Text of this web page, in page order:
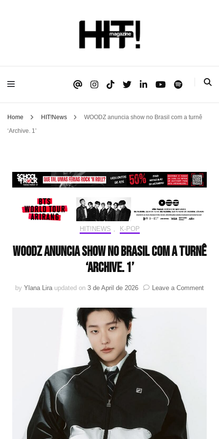
HIT!Magazine
Home HIT!News
WOODZ anuncia show no Brasil com a turnê
‘Archive. 1’
HIT!NEWS K-POP
WOODZ anuncia show no Brasil com a turnê
‘Archive. 1’
by Ylana Lira updated on 3 de April de 2026 Leave a Commenton